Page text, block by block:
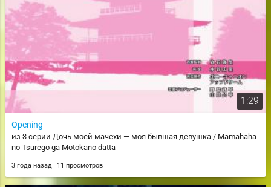
1:29
Opening
из 3 серии Дочь моей мачехи — моя бывшая девушка / Mamahaha
no Tsurego ga Motokano datta
3 года назад 11 просмотров